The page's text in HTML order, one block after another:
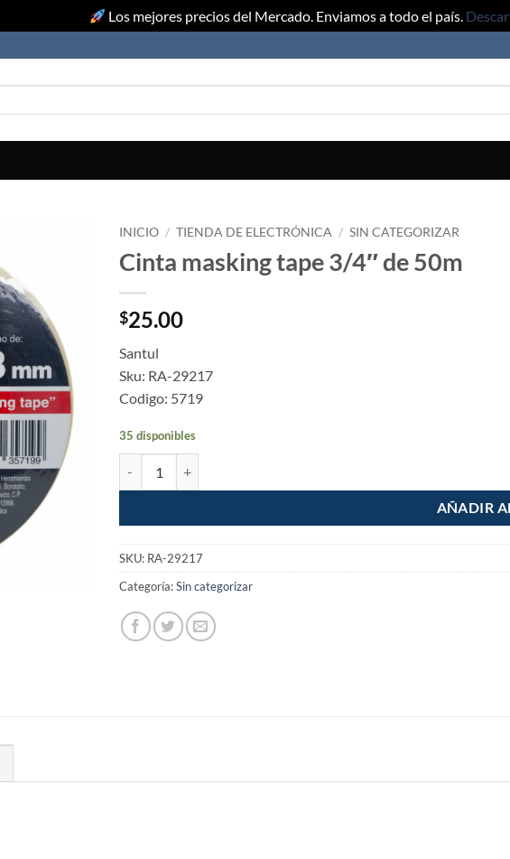
Los mejores precios del Mercado. Enviamos a todo el país.
INICIO / TIENDA DE ELECTRÓNICA / SIN CATEGORIZAR
Cinta masking tape 3/4″ de 50m
$25.00
Santul
Sku: RA-29217
Codigo: 5719
35 disponibles
AÑADIR
SKU: RA-29217
Categoría:Sin categorizar